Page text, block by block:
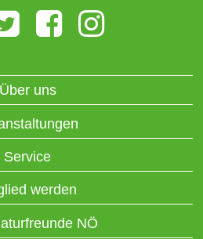
Über uns
Service
werden
NÖ